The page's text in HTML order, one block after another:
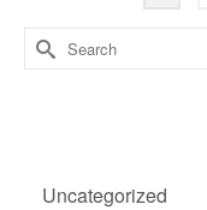
Search
for:
Uncategorized